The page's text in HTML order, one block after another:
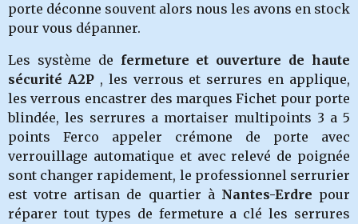
porte déconne souvent alors nous les avons en stock
pour vous dépanner.
Les système de fermeture et ouverture de haute
sécurité A2P, les verrous et serrures en applique,
les verrous encastrer des marques Fichet pour porte
blindée, les serrures a mortaiser multipoints 3 a 5
points Ferco appeler crémone de porte avec
verrouillage automatique et avec relevé de poignée
sont changer rapidement, le professionnel serrurier
est votre artisan de quartier à Nantes-Erdre pour
réparer tout types de fermeture a clé les serrures